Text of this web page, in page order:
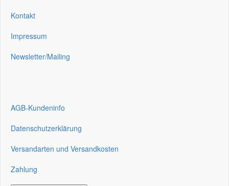
Kontakt
Impressum
Newsletter/Mailing
AGB-Kundeninfo
Datenschutzerklärung
Versandarten und Versandkosten
Zahlung